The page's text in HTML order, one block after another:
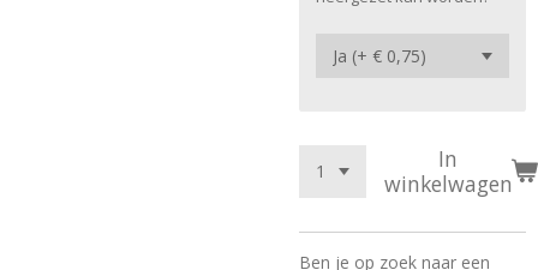
In
winkelwagen
Ben je op zoek naar een